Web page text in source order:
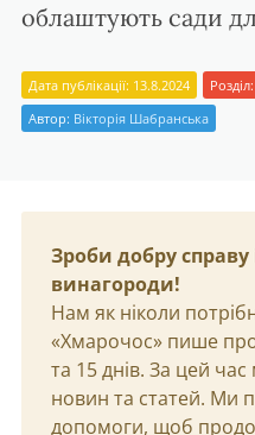
облаштують сади
Дата публікації: 13.8.2024 Розділ:
Автор: Вікторія Шабранська
Зроби добру
винагороди!
Нам як ніколи
«Хмарочос» пише про
та 15 днів. За цей
новин та статей. Ми
допомоги, щоб